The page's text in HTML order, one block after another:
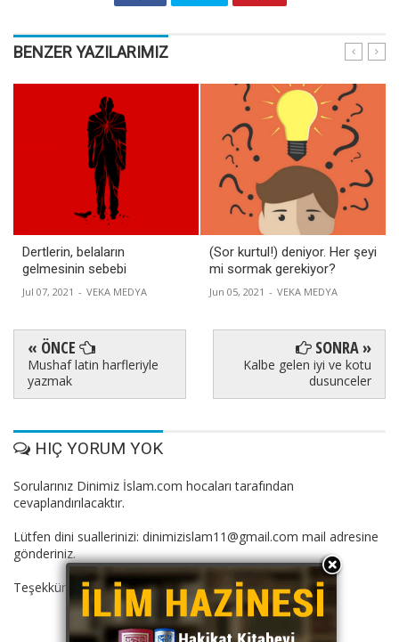
BENZER YAZILARIMIZ
Dertlerin, belaların
gelmesinin sebebi
Jul 07, 2021 - VEKA MEDYA
(Sor kurtul!) deniyor. Her şeyi
mi sormak gerekiyor?
Jun 05, 2021 - VEKA MEDYA
« ÖNCE
Mushaf latin harfleriyle
yazmak
SONRA »
Kalbe gelen iyi ve kotu
dusunceler
HIÇ YORUM YOK
Sorularınız Dinimiz İslam.com hocaları tarafından
cevaplandırılacaktır.
Lütfen dini suallerinizi: dinimizislam11@gmail.com mail adresine
gönderiniz.
Teşekkürler.